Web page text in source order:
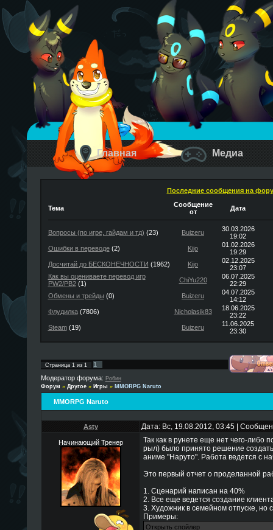
Главная Медиа
Последние сообщения на
Тема
Сообщение
от
Дата
Вопросы (по игре, гайдам и тд) (23) Buizeru
30.03.2026
19:02
Ошибки в переводе(2) Kijo
01.02.2026
19:29
Досчитай до БЕСКОНЕЧНОСТИ (1962) Kijo
02.12.2025
23:07
Как вы оцениваете перевод игр
PW2/PB2(1) ChiYu220
06.07.2025
22:29
Обмены и трейды (0) Buizeru
04.07.2025
14:12
Флудилка(7806) Nicholasik83
18.06.2025
23:22
Steam(19) Buizeru
11.06.2025
23:30
Страница 1из 1
1
Модератор форума: Робин
Форум » Другое » Игры » MMORPG Naruto
MMORPG Naruto
Asty Дата: Вс, 19.08.2012, 03:45 |
Начинающий Тренер
Так как в рунете еще нет чего-либо
рыл) было принято решение
аниме "Наруто". Работа ведется с
Это первый отчет о проделанной
1. Сценарий написан на 40%
2. Все еще ведется создание
3. Художник в семейном отпуске, но
Примеры: